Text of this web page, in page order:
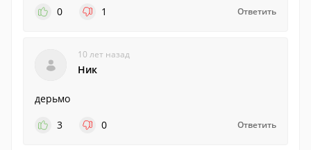
0
1 Ответить
10 лет назад
Ник
дерьмо
3
0 Ответить